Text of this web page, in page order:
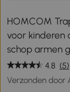
HOMCOM
voor
schop armen
4.8 (5)
Verzonden door